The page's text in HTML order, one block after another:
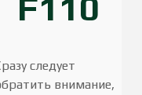
следует
внимание,